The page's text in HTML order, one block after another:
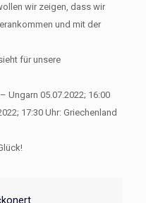
wir zeigen, dass wir
und mit der
für unsere
Ungarn 05.07.2022; 16:00
17:30 Uhr: Griechenland